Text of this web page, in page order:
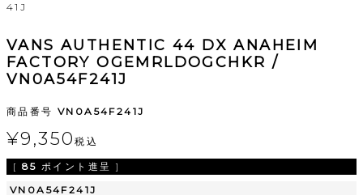
41J
VANS AUTHENTIC 44 DX ANAHEIM
FACTORY OGEMRLDOGCHKR /
VN0A54F241J
商品番号 VN0A54F241J
¥9,350税込
[ 85 ポイント進呈 ]
VN0A54F241J